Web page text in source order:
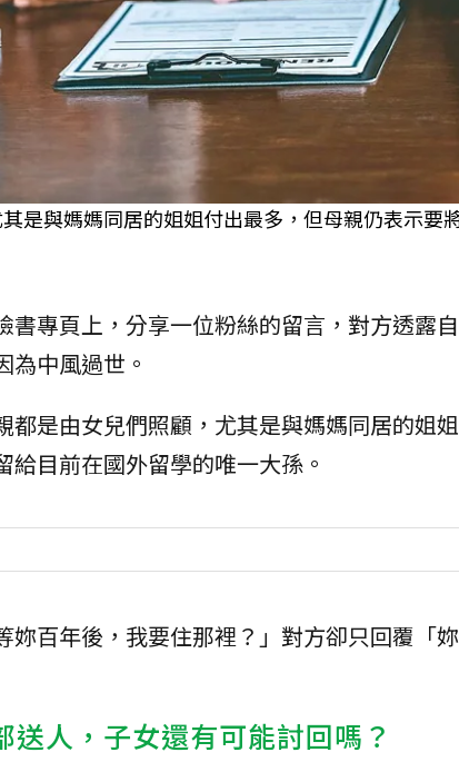
是與媽媽同居的姐姐付出最多，但母親仍表示要
書專頁上，分享一位粉絲的留言，對方透露
為中風過世。
都是由女兒們照顧，尤其是與媽媽同居的姐
給目前在國外留學的唯一大孫。
妳百年後，我要住那裡？」對方卻只回覆「
送人，子女還有可能討回嗎？